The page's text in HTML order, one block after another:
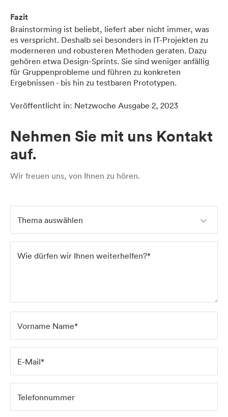
Fazit
Brainstorming ist beliebt, liefert aber nicht immer, was
es verspricht. Deshalb sei besonders in IT-Projekten zu
moderneren und robusteren Methoden geraten. Dazu
gehören etwa Design-Sprints. Sie sind weniger anfällig
für Gruppenprobleme und führen zu konkreten
Ergebnissen - bis hin zu testbaren Prototypen.
Veröffentlicht in: Netzwoche Ausgabe 2, 2023
Nehmen Sie mit uns Kontakt
auf.
Wir freuen uns, von Ihnen zu hören.
Thema auswählen
Wie dürfen wir Ihnen weiterhelfen?*
Vorname Name*
E-Mail*
Telefonnummer
Home
Services
Projects